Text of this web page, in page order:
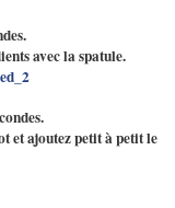
avec la spatule.
et ajoutez petit à petit le